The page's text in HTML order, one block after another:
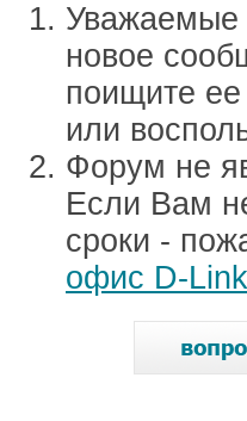
Уважаемые
новое
поищите
или
Форум не
Если Вам
сроки -
офис D-